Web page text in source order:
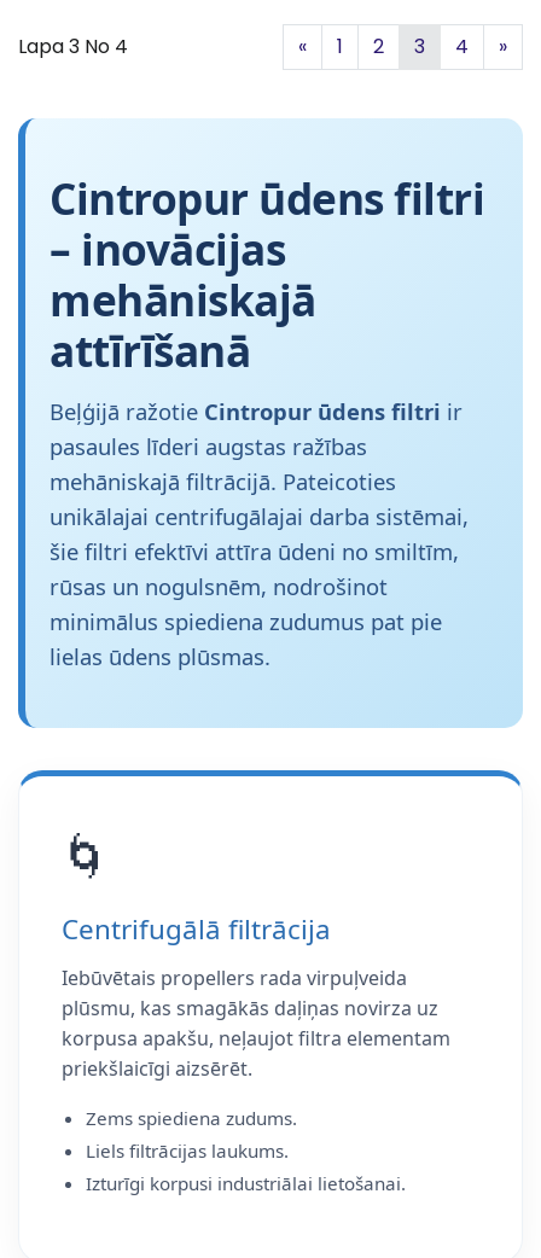
Lapa 3 No 4 «Iepriekšējā
1 2 3 4 »
Cintropur ūdens filtri
– inovācijas
mehāniskajā
attīrīšanā
Beļģijā ražotie Cintropur ūdens filtri ir
pasaules līderi augstas ražības
mehāniskajā filtrācijā. Pateicoties
unikālajai centrifugālajai darba sistēmai,
šie filtri efektīvi attīra ūdeni no smiltīm,
rūsas un nogulsnēm, nodrošinot
minimālus spiediena zudumus pat pie
lielas ūdens plūsmas.
🌀
Centrifugālā filtrācija
Iebūvētais propellers rada virpuļveida
plūsmu, kas smagākās daļiņas novirza uz
korpusa apakšu, neļaujot filtra elementam
priekšlaicīgi aizsērēt.
Zems spiediena zudums.
Liels filtrācijas laukums.
Izturīgi korpusi industriālai lietošanai.